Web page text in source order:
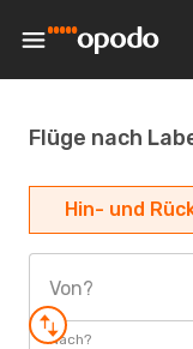
Flüge nach
Hin- und
Von?
Nach?